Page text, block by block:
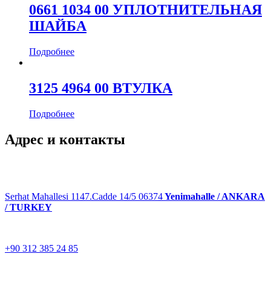
0661 1034 00 УПЛОТНИТЕЛЬНАЯ
ШАЙБА
Подробнее
3125 4964 00 ВТУЛКА
Подробнее
Адрес и контакты
Serhat Mahallesi 1147.Cadde 14/5 06374Yenimahalle / ANKARA
/ TURKEY
+90 312 385 24 85